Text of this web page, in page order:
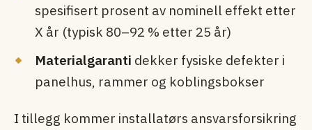
spesifisert prosent av nominell effekt etter
X år (typisk 80–92 % etter 25 år)
Materialgaranti dekker fysiske defekter i
panelhus, rammer og koblingsbokser
I tillegg kommer installatørs ansvarsforsikring